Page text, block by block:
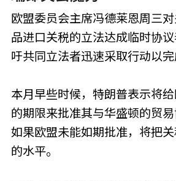
欧盟委员会主席冯德莱恩周三
品进口关税的立法达成临时协
吁共同立法者迅速采取行动以完
本月早些时候，特朗普表示将
的期限来批准其与华盛顿的贸
如果欧盟未能如期批准，将把
的水平。